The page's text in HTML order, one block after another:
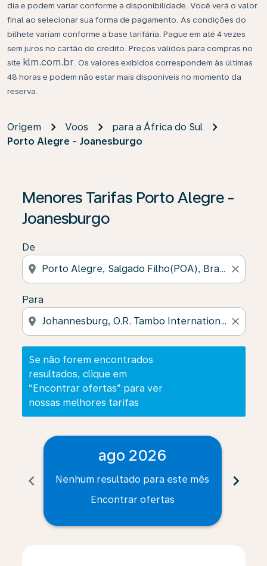
dia e podem variar conforme a disponibilidade. Você verá o valor
final ao selecionar sua forma de pagamento. As condições do
bilhete variam conforme a base tarifária. Pague em até 4 vezes
sem juros no cartão de crédito. Preços válidos para compras no
site klm.com.br . Os valores exibidos correspondem às últimas
48 horas e podem não estar mais disponíveis no momento da
reserva.
Origem Voos
para a África do Sul
Porto Alegre - Joanesburgo
Menores Tarifas Porto Alegre -
Joanesburgo
De
location_on close
Para
location_on close
Se não forem encontrados
resultados, clique em
“Encontrar ofertas” para ver
nossas melhores tarifas
Se não forem encontrados resultados, clique em
chevron_left
ago 2026
Nenhum resultado para este mês
Encontrar ofertas
chevron_right